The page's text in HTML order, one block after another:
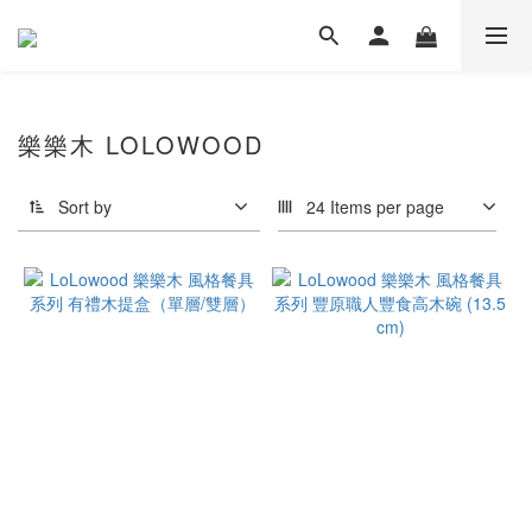
樂樂木 LOLOWOOD
Sort by 24 Items per page